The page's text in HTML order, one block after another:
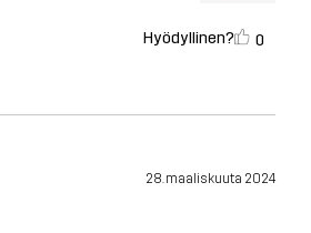
Hyödyllinen? 0
28. maaliskuuta 2024